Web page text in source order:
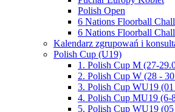
Polish Open
6 Nations Floorball
6 Nations Floorball
Kalendarz zgrupowań i
Polish Cup (U19)
1. Polish Cup M (27-
2. Polish Cup W (28 -
3. Polish Cup WU19
4. Polish Cup MU19 (6-
5. Polish Cup WU19